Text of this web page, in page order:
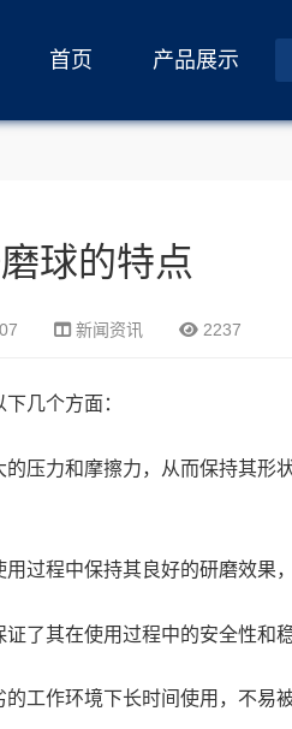
首页 产品展示
球的特点
新闻资讯 2237
几个方面：
压力和摩擦力，从而保持其形
过程中保持其良好的研磨效果
了其在使用过程中的安全性和稳
工作环境下长时间使用，不易